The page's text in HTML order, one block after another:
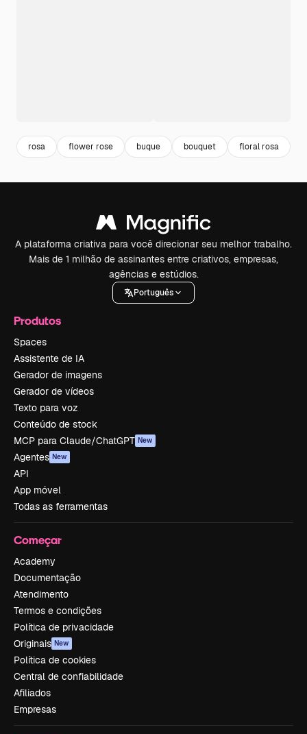
rosa flower rose buque bouquet floral rosa
A plataforma criativa para você direcionar seu melhor trabalho.
Mais de 1 milhão de assinantes entre criativos, empresas,
agências e estúdios.
Português
Produtos
Spaces
Assistente de IA
Gerador de imagens
Gerador de vídeos
Texto para voz
Conteúdo de stock
MCP para Claude/ChatGPT New
Agentes New
API
App móvel
Todas as ferramentas
Começar
Academy
Documentação
Atendimento
Termos e condições
Política de privacidade
Originais New
Política de cookies
Central de confiabilidade
Afiliados
Empresas